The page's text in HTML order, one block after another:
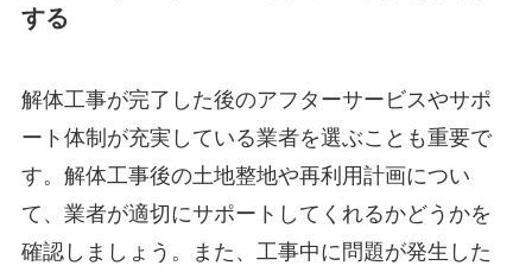
する
解体工事が完了した後のアフターサービスやサポ
ート体制が充実している業者を選ぶことも重要で
す。解体工事後の土地整地や再利用計画につい
て、業者が適切にサポートしてくれるかどうかを
確認しましょう。また、工事中に問題が発生した